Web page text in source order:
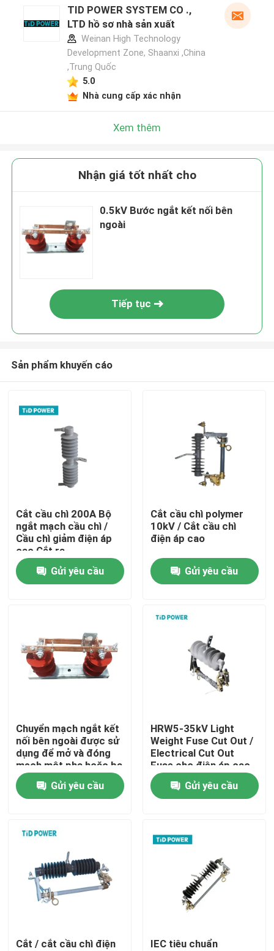
Video
Tham quan nhà máy
Kiểm soát chất lượng
Liên hệ với chúng tôi
Tin tức
Yêu cầu báo giá
Cách điện đường sắt
TID POWER SYSTEM CO .,
LTD hồ sơ nhà sản xuất
Weinan High Technology
Development Zone, Shaanxi ,China
,Trung Quốc
5.0
Nhà cung cấp xác nhận
Xem thêm
Nhận giá tốt nhất cho
0.5kV Bước ngắt kết nối bên
ngoài
Tiếp tục
Sản phẩm khuyến cáo
Cắt cầu chì 200A Bộ
ngắt mạch cầu chì /
Cầu chì giảm điện áp
cao Cắt ra
Gửi yêu cầu
Cắt cầu chì polymer
10kV / Cắt cầu chì
điện áp cao
Gửi yêu cầu
Chuyển mạch ngắt kết
nối bên ngoài được sử
dụng để mở và đóng
mạch một pha hoặc ba
pha
Gửi yêu cầu
HRW5-35kV Light
Weight Fuse Cut Out /
Electrical Cut Out
Fuse cho điện áp cao
Gửi yêu cầu
Cắt / cắt cầu chì điện
IEC tiêu chuẩn